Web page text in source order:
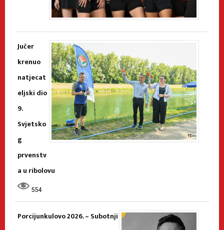
Jučer
krenuo
natjecat
eljski dio
9.
Svjetsko
g
prvenstv
a u ribolovu
554
Porcijunkulovo 2026. – Subotnji